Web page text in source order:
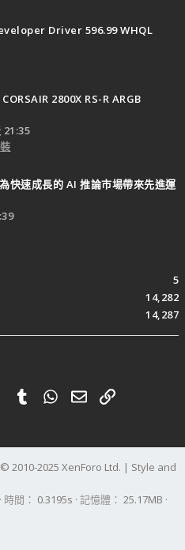
Driver 596.99 WHQL
2800X RS-R ARGB
21:35
快速成長的 AI 推論市場帶來先進運
5
14,282
14,287
PinterestTumblrWhatsApp
電子郵件
連結
© 2010-2025 XenForo Ltd. | Style and
時間 0.3195s 記憶體 25.17MB